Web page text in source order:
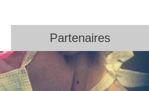
Partenaires